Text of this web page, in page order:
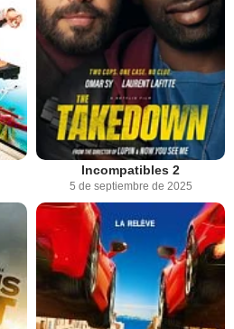
Incompatibles 2
5 de septiembre de 2025